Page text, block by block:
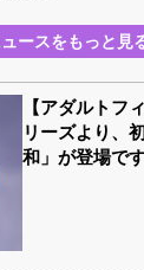
ースをもっと見
【アダルトフ
リーズより、
和」が登場です